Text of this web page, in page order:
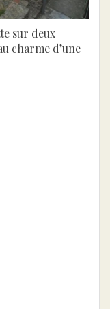
sur deux
charme d’une